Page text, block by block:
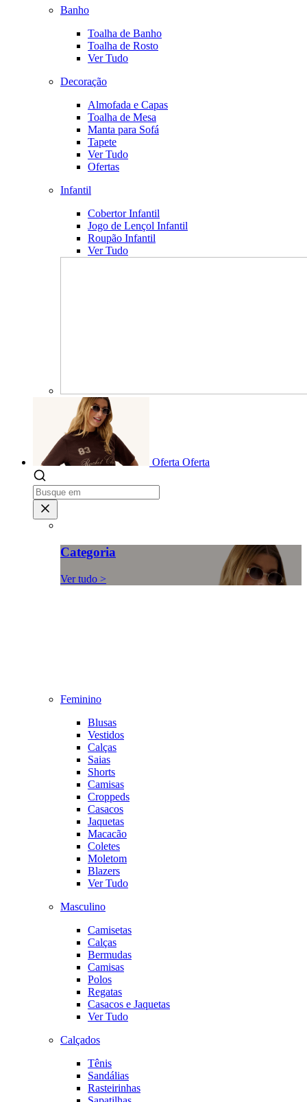
Banho
Toalha de Banho
Toalha de Rosto
Ver Tudo
Decoração
Almofada e Capas
Toalha de Mesa
Manta para Sofá
Tapete
Ver Tudo
Ofertas
Infantil
Cobertor Infantil
Jogo de Lençol Infantil
Roupão Infantil
Ver Tudo
Oferta Oferta
Categoria
Ver tudo >
Feminino
Blusas
Vestidos
Calças
Saias
Shorts
Camisas
Croppeds
Casacos
Jaquetas
Macacão
Coletes
Moletom
Blazers
Ver Tudo
Masculino
Camisetas
Calças
Bermudas
Camisas
Polos
Regatas
Casacos e Jaquetas
Ver Tudo
Calçados
Tênis
Sandálias
Rasteirinhas